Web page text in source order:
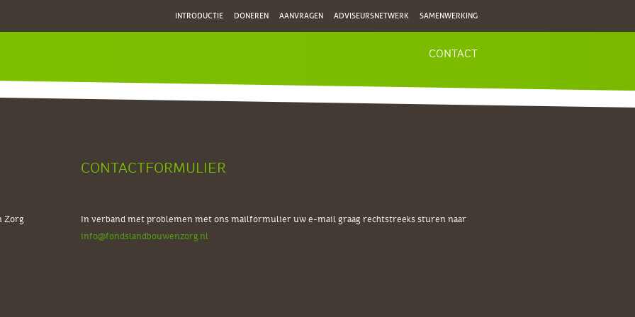
INTRODUCTIE DONEREN AANVRAGEN ADVISEURSNETWERK SAMENWERKING
CONTACT
Zorg
CONTACTFORMULIER
In verband met problemen met ons mailformulier uw e-mail graag rechtstreeks sturen naar
info@fondslandbouwenzorg.nl